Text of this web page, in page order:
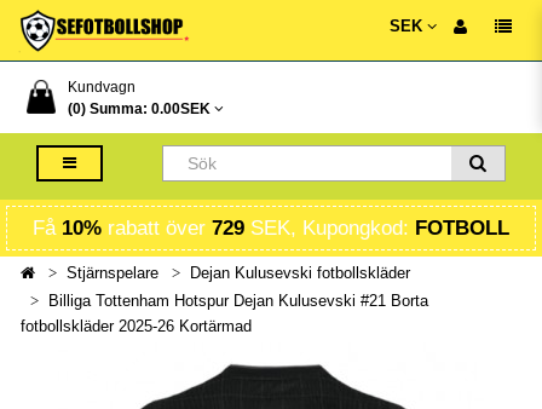
SEK
Kundvagn
(0) Summa: 0.00SEK
Få 10% rabatt över 729 SEK, Kupongkod: FOTBOLL
Stjärnspelare
Dejan Kulusevski fotbollskläder
Billiga Tottenham Hotspur Dejan Kulusevski #21 Borta
fotbollskläder 2025-26 Kortärmad